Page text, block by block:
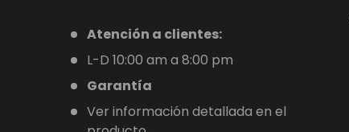
Atención a clientes:
L-D 10:00 am a 8:00 pm
Garantía
Ver información detallada en el